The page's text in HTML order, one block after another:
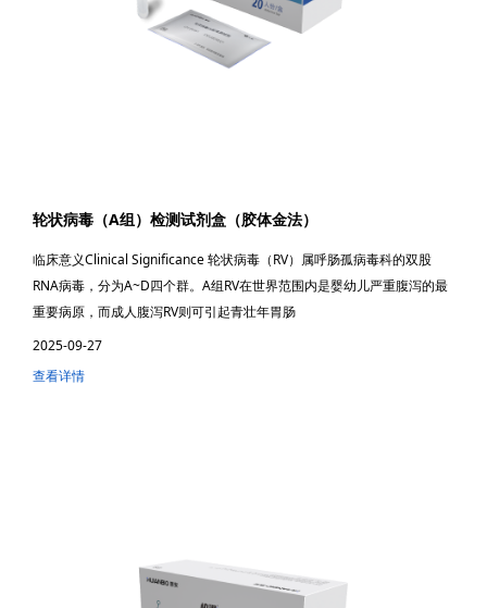
轮状病毒（A组）检测试剂盒（胶体金法）
临床意义Clinical Significance 轮状病毒（RV）属呼肠孤病毒科的双股
RNA病毒，分为A~D四个群。A组RV在世界范围内是婴幼儿严重腹泻的最
重要病原，而成人腹泻RV则可引起青壮年胃肠
2025-09-27
查看详情